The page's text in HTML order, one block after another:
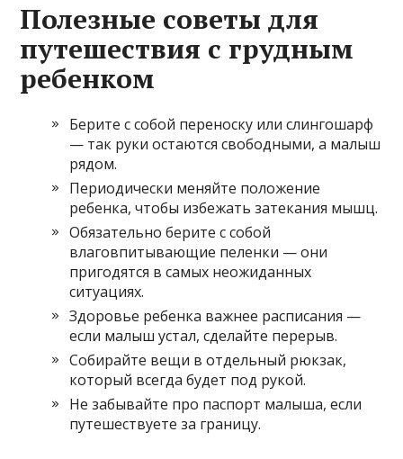
Полезные советы для
путешествия с грудным
ребенком
Берите с собой переноску или слингошарф
— так руки остаются свободными, а малыш
рядом.
Периодически меняйте положение
ребенка, чтобы избежать затекания мышц.
Обязательно берите с собой
влаговпитывающие пеленки — они
пригодятся в самых неожиданных
ситуациях.
Здоровье ребенка важнее расписания —
если малыш устал, сделайте перерыв.
Собирайте вещи в отдельный рюкзак,
который всегда будет под рукой.
Не забывайте про паспорт малыша, если
путешествуете за границу.